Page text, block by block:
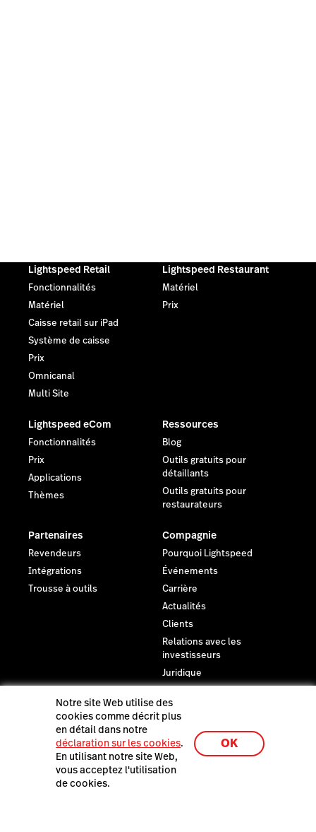
Lightspeed Retail
Fonctionnalités
Matériel
Caisse retail sur iPad
Système de caisse
Prix
Omnicanal
Multi Site
Lightspeed Restaurant
Matériel
Prix
Lightspeed eCom
Fonctionnalités
Prix
Applications
Thèmes
Ressources
Blog
Outils gratuits pour
détaillants
Outils gratuits pour
restaurateurs
Partenaires
Revendeurs
Intégrations
Trousse à outils
Compagnie
Pourquoi Lightspeed
Événements
Carrière
Actualités
Clients
Relations avec les
investisseurs
Juridique
Dernières Ressources
Découvrez Lightspeed en
Notre site Web utilise des
cookies comme décrit plus
en détail dans notre
déclaration sur les cookies.
En utilisant notre site Web,
vous acceptez l'utilisation
de cookies.
OK